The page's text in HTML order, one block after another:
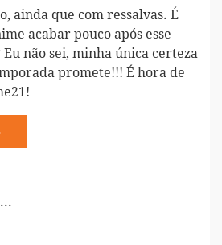
ainda que com ressalvas. É
acabar pouco após esse
não sei, minha única certeza
promete!!! É hora de